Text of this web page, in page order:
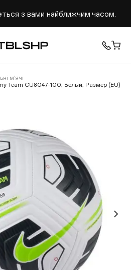
з вами найближчим часом.
м'ячі
Team CU8047-100, Белый, Размер (EU)